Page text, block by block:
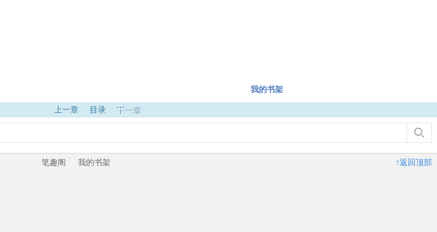
我的书架
上一章 目录 下一章
↑返回顶部
笔趣阁 我的书架